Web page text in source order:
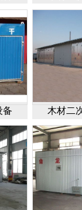
备 木材二